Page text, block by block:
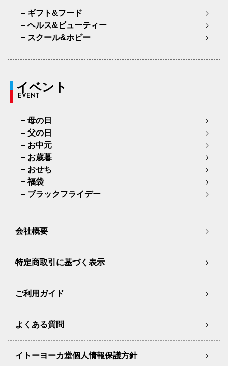
ギフト&フード
ヘルス&ビューティー
スクール&ホビー
イベント
EVENT
母の日
父の日
お中元
お歳暮
おせち
福袋
ブラックフライデー
会社概要
特定商取引に基づく表示
ご利用ガイド
よくある質問
イトーヨーカ堂個人情報保護方針